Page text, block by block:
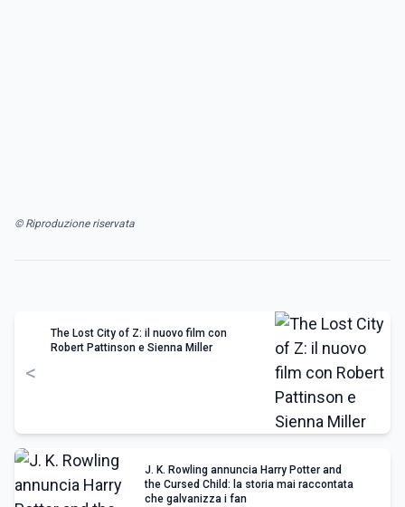
© Riproduzione riservata
<
The Lost City of Z: il nuovo film con
Robert Pattinson e Sienna Miller
J. K. Rowling annuncia Harry Potter and
the Cursed Child: la storia mai raccontata
che galvanizza i fan